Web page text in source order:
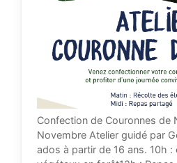
Confection de Couronnes de
Novembre Atelier guidé par
ados à partir de 16 ans. 10h :